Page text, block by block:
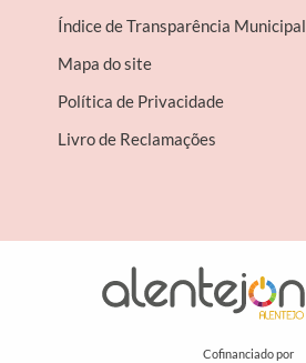
Índice de Transparência Municipal
Mapa do site
Política de Privacidade
Livro de Reclamações
Cofinanciado por